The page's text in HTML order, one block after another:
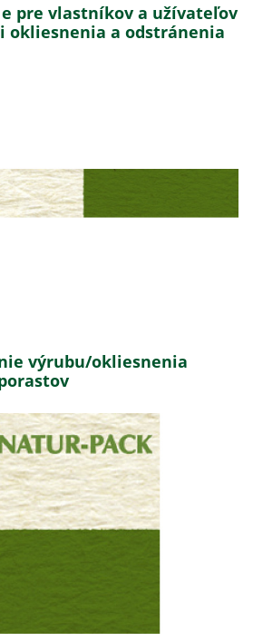
e pre vlastníkov a užívateľov
okliesnenia a odstránenia
výrubu/okliesnenia